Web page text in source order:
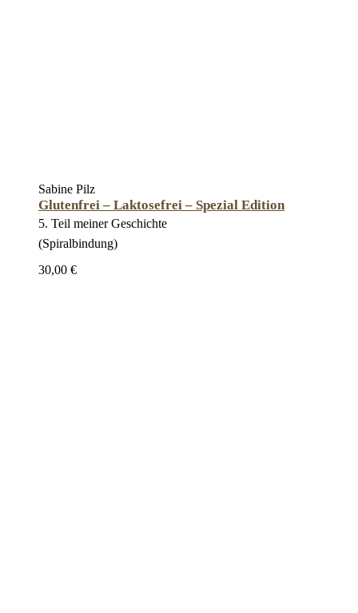
Sabine Pilz
Glutenfrei – Laktosefrei – Spezial Edition
5. Teil meiner Geschichte
(Spiralbindung)
30,00 €